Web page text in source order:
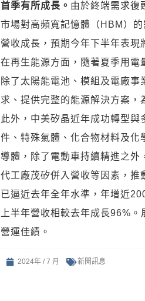
首季有所成長。 由於終端需求復
市場對高頻寬記憶體（HBM）
營收成長，預期今年下半年表現
在再生能源方面，隨著夏季用電
除了太陽能電池、模組及電廠
求、提供完整的能源解決方案，
此外，中美矽晶近年成功轉型
件、特殊氣體、化合物材料及
導體，除了電動車持續精進之
代工廠茂矽併入營收等因素，
已逼近去年全年水準，年增近
上半年營收相較去年成長96%
營運佳績。
2024年 / 7 月 新聞訊息